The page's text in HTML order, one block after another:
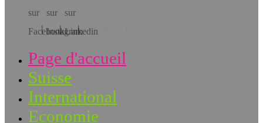
Téléchargez l’app!
Page d'accueil
Suisse
International
Economie